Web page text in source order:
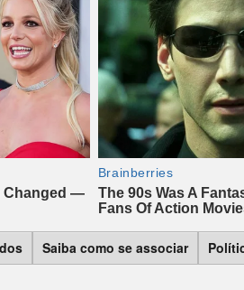
Saiba como se associar